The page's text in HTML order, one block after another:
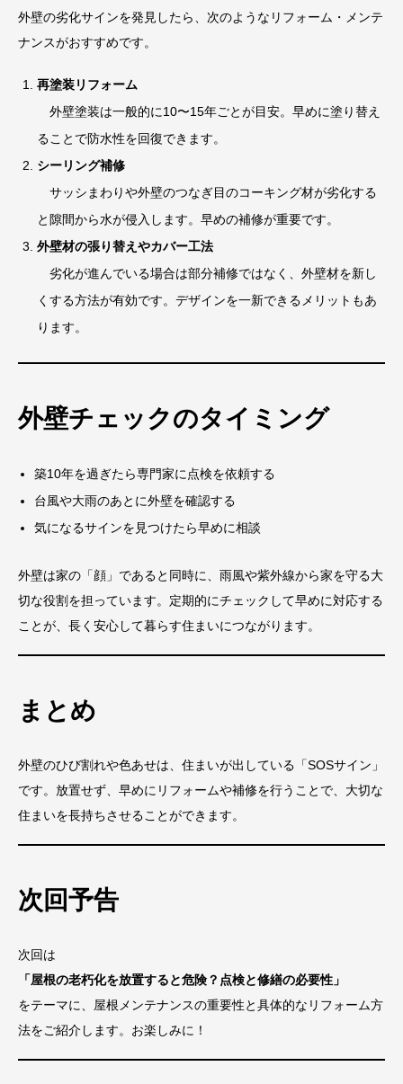
外壁の劣化サインを発見したら、次のようなリフォーム・メンテ
ナンスがおすすめです。
再塗装リフォーム
外壁塗装は一般的に10〜15年ごとが目安。早めに塗り替え
ることで防水性を回復できます。
シーリング補修
サッシまわりや外壁のつなぎ目のコーキング材が劣化する
と隙間から水が侵入します。早めの補修が重要です。
外壁材の張り替えやカバー工法
劣化が進んでいる場合は部分補修ではなく、外壁材を新し
くする方法が有効です。デザインを一新できるメリットもあ
ります。
外壁チェックのタイミング
築10年を過ぎたら専門家に点検を依頼する
台風や大雨のあとに外壁を確認する
気になるサインを見つけたら早めに相談
外壁は家の「顔」であると同時に、雨風や紫外線から家を守る大
切な役割を担っています。定期的にチェックして早めに対応する
ことが、長く安心して暮らす住まいにつながります。
まとめ
外壁のひび割れや色あせは、住まいが出している「SOSサイン」
です。放置せず、早めにリフォームや補修を行うことで、大切な
住まいを長持ちさせることができます。
次回予告
次回は
「屋根の老朽化を放置すると危険？点検と修繕の必要性」
をテーマに、屋根メンテナンスの重要性と具体的なリフォーム方
法をご紹介します。お楽しみに！